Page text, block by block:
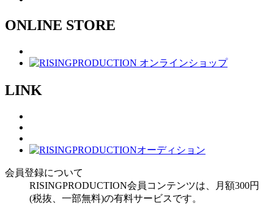
ONLINE STORE
LINK
会員登録について
RISINGPRODUCTION会員コンテンツは、月額300円
(税抜、一部無料)の有料サービスです。